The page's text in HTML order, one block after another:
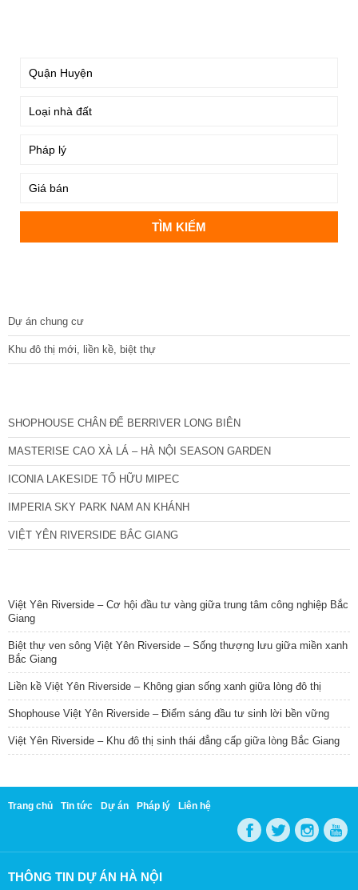
Dự án chung cư
Khu đô thị mới, liền kề, biệt thự
SHOPHOUSE CHÂN ĐẾ BERRIVER LONG BIÊN
MASTERISE CAO XÀ LÁ – HÀ NỘI SEASON GARDEN
ICONIA LAKESIDE TỐ HỮU MIPEC
IMPERIA SKY PARK NAM AN KHÁNH
VIỆT YÊN RIVERSIDE BẮC GIANG
Việt Yên Riverside – Cơ hội đầu tư vàng giữa trung tâm công nghiệp Bắc
Giang
Biệt thự ven sông Việt Yên Riverside – Sống thượng lưu giữa miền xanh
Bắc Giang
Liền kề Việt Yên Riverside – Không gian sống xanh giữa lòng đô thị
Shophouse Việt Yên Riverside – Điểm sáng đầu tư sinh lời bền vững
Việt Yên Riverside – Khu đô thị sinh thái đẳng cấp giữa lòng Bắc Giang
Trang chủ Tin tức Dự án Pháp lý Liên hệ
THÔNG TIN DỰ ÁN HÀ NỘI